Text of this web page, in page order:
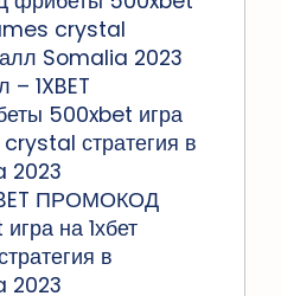
crystal
Somalia 2023
– 1XBET
500xbet игра
стратегия в
2023
ПРОМОКОД
на 1хбет
в
2023